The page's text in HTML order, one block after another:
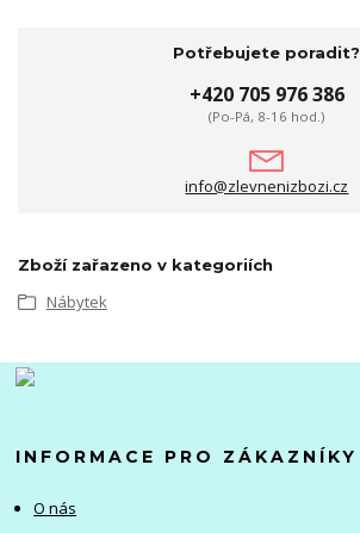
Potřebujete poradit?
+420 705 976 386
(Po-Pá, 8-16 hod.)
info@zlevnenizbozi.cz
Zboží zařazeno v kategoriích
Nábytek
INFORMACE PRO ZÁKAZNÍKY
O nás